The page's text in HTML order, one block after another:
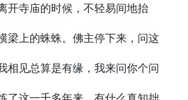
开寺庙的时候，不轻易间地抬
梁上的蛛蛛。佛主停下来，问这
相见总算是有缘，我来问你个问